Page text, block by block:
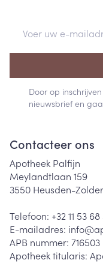
Door op
nieuwsbrief en
Contacteer ons
Apotheek Palfijn
Meylandtlaan 159
3550 Heusden-Zolder
Telefoon: +32 11 53
E-mailadres: info@
APB nummer: 716503
Apotheek titularis: